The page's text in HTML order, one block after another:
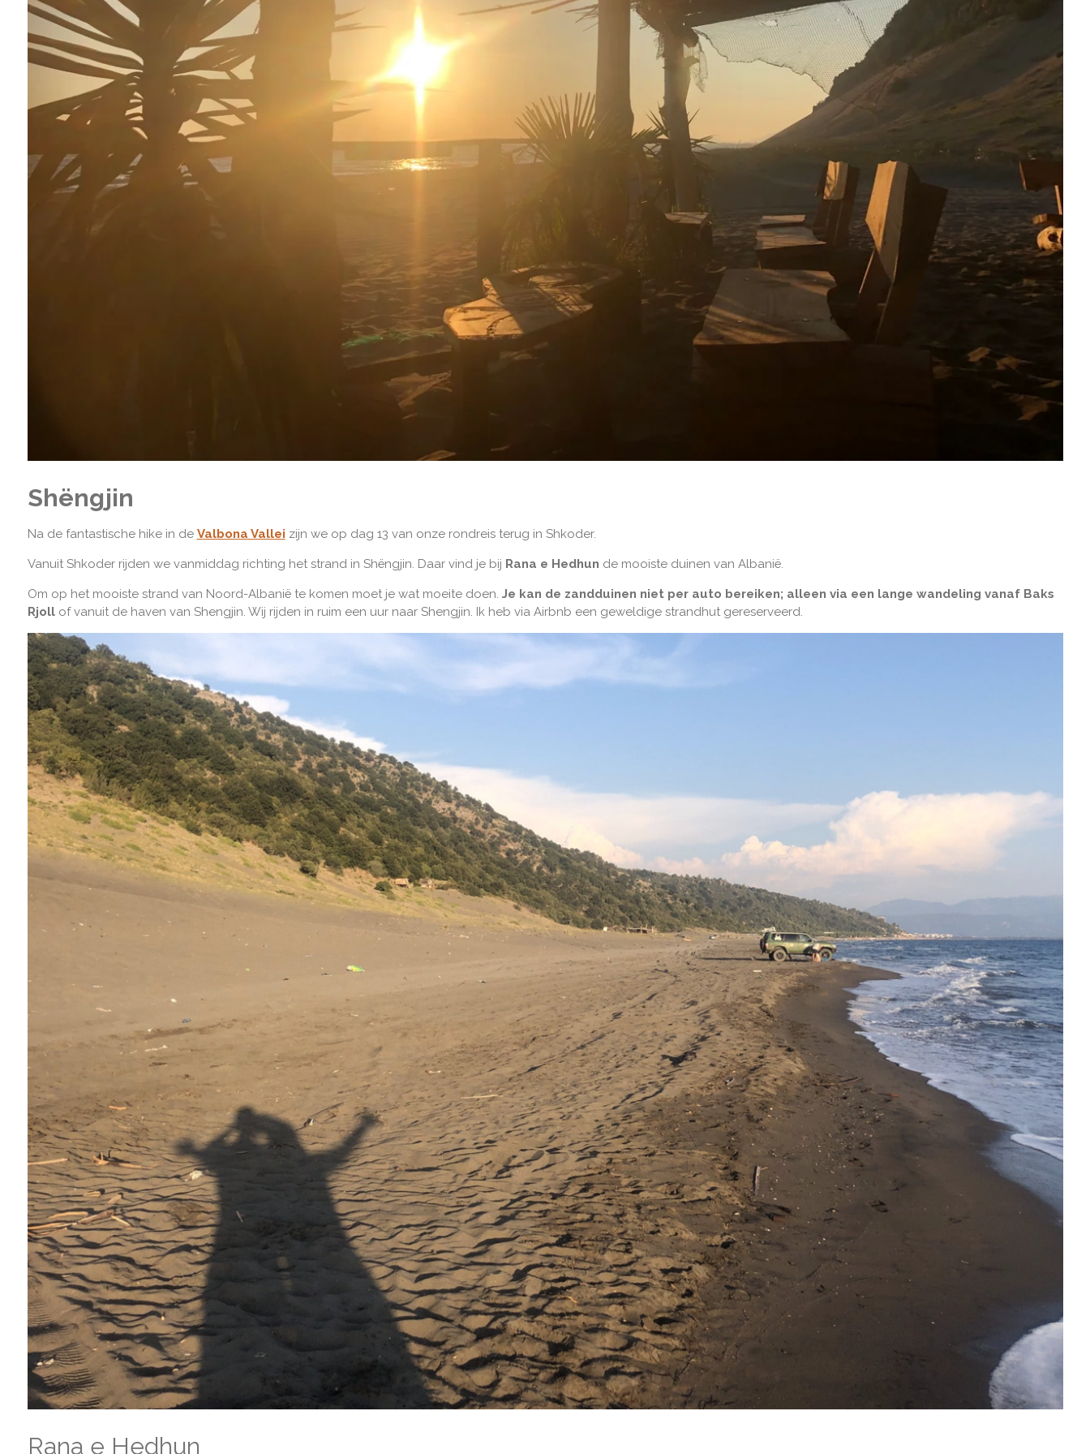
Shëngjin
Na de fantastische hike in de Valbona Vallei zijn we op dag 13 van onze rondreis terug in Shkoder.
Vanuit Shkoder rijden we vanmiddag richting het strand in Shëngjin. Daar vind je bij Rana e Hedhun de mooiste duinen van Albanië.
Om op het mooiste strand van Noord-Albanië te komen moet je wat moeite doen. Je kan de zandduinen niet per auto bereiken; alleen via een lange wandeling vanaf Baks
Rjollof vanuit de haven van Shengjin. Wij rijden in ruim een uur naar Shengjin. Ik heb via Airbnb een geweldige strandhut gereserveerd.
Rana e Hedhun